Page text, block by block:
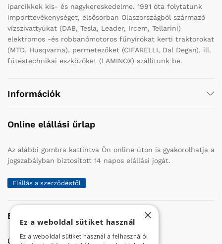
iparcikkek kis- és nagykereskedelme. 1991 óta folytatunk
importtevékenységet, elsősorban Olaszországból származó
vízszivattyúkat (DAB, Tesla, Leader, Ircem, Tellarini)
elektromos -és robbanómotoros fűnyírókat kerti traktorokat
(MTD, Husqvarna), permetezőket (CIFARELLI, Dal Degan), ill.
fűtéstechnikai eszközöket (LAMINOX) szállítunk be.
Információk
Online elállási űrlap
Az alábbi gombra kattintva Ön online úton is gyakorolhatja a
jogszabályban biztosított 14 napos elállási jogát.
Elállás a szerződéstől
Elérhetőség
Üzletünk címe:Szolnok, Vércse út 17.
×
Ez a weboldal sütiket használ
Ez a weboldal sütiket használ a felhasználói